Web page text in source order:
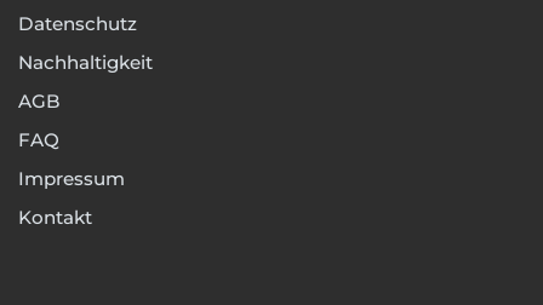
Datenschutz
Nachhaltigkeit
AGB
FAQ
Impressum
Kontakt